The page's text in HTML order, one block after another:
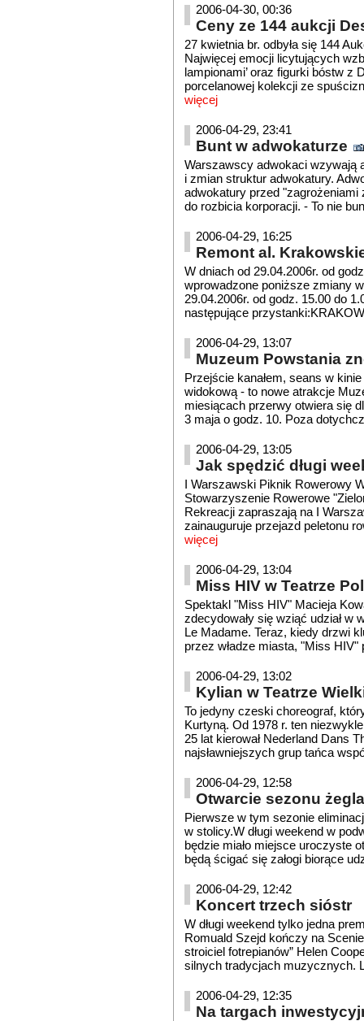
2006-04-30, 00:36
Ceny ze 144 aukcji
27 kwietnia br. odbyła się 144
Najwięcej emocji licytujących
lampionami’ oraz figurki bóstw z
porcelanowej kolekcji ze
więcej
2006-04-29, 23:41
Bunt w adwokaturze
Warszawscy adwokaci wzywają
i zmian struktur adwokatury.
adwokatury przed "zagrożeniami
do rozbicia korporacji. - To nie
2006-04-29, 16:25
Remont al.
W dniach od 29.04.2006r. od
wprowadzone poniższe zmiany
29.04.2006r. od godz. 15.00 do
następujące
2006-04-29, 13:07
Muzeum Powstania
Przejście kanałem, seans w
widokową - to nowe atrakcje
miesiącach przerwy otwiera się
3 maja o godz. 10. Poza
2006-04-29, 13:05
Jak spędzić długi
I Warszawski Piknik Rowerowy
Stowarzyszenie Rowerowe
Rekreacji zapraszają na I
zainauguruje przejazd peletonu
więcej
2006-04-29, 13:04
Miss HIV w Teatrze
Spektakl "Miss HIV" Macieja
zdecydowały się wziąć udział w
Le Madame. Teraz, kiedy drzwi
przez władze miasta, "Miss
2006-04-29, 13:02
Kylian w Teatrze
To jedyny czeski choreograf,
Kurtyną. Od 1978 r. ten
25 lat kierował Nederland Dans
najsławniejszych grup tańca
2006-04-29, 12:58
Otwarcie sezonu
Pierwsze w tym sezonie
w stolicy.W długi weekend w
będzie miało miejsce uroczyste
będą ścigać się załogi biorące
2006-04-29, 12:42
Koncert trzech sióstr
W długi weekend tylko jedna
Romuald Szejd kończy na
stroiciel fotrepianów” Helen
silnych tradycjach muzycznych.
2006-04-29, 12:35
Na targach